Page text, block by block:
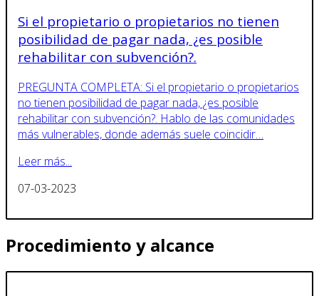
Si el propietario o propietarios no tienen
posibilidad de pagar nada, ¿es posible
rehabilitar con subvención?.
PREGUNTA COMPLETA: Si el propietario o propietarios
no tienen posibilidad de pagar nada, ¿es posible
rehabilitar con subvención?. Hablo de las comunidades
más vulnerables, donde además suele coincidir…
Leer más...
07-03-2023
Procedimiento y alcance